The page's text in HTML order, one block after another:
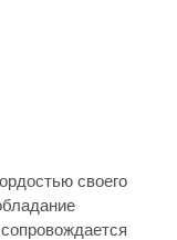
своего